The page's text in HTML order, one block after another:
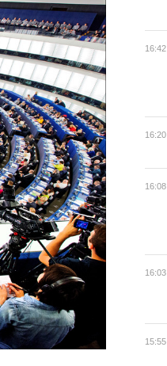
16:42
16:20
16:08
16:03
15:55